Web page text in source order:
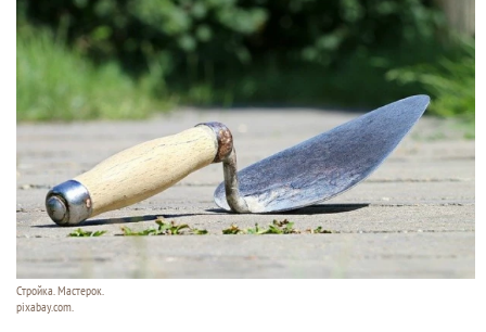
Стройка. Мастерок.
pixabay.com.